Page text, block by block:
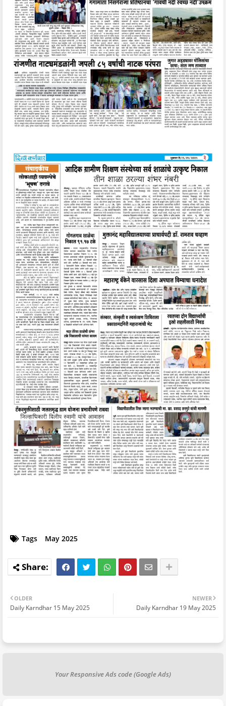
Tags May 2025
NEWER
Daily Karndhar 19 May 2025
OLDER
Daily Karndhar 15 May 2025
Your Responsive Ads code (Google Ads)